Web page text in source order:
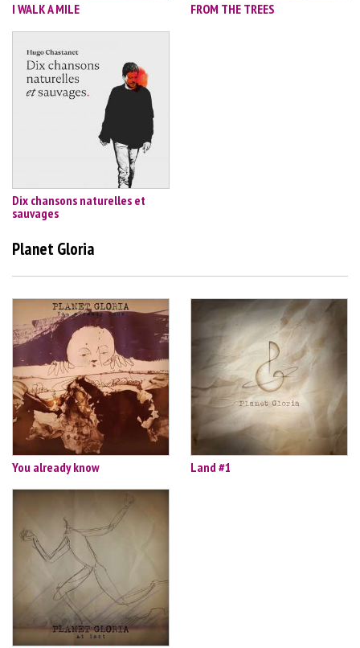
I WALK A MILE FROM THE TREES
Dix chansons naturelles et
sauvages
Planet Gloria
You already know Land #1